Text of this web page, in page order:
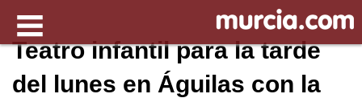
Teatro infantil para la tarde
del lunes en Águilas con la